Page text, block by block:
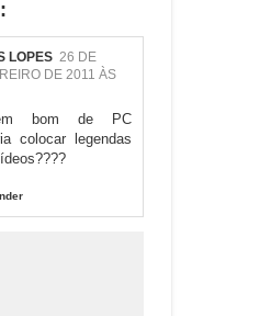
LOPES 26 DE
DE 2011 ÀS
bom de PC
colocar legendas